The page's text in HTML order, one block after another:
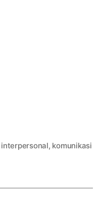
, komunikasi